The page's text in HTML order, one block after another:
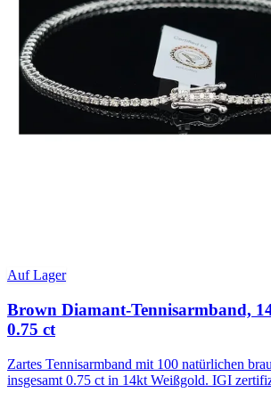
Auf Lager
Brown Diamant-Tennisarmband,
0.75 ct
Zartes Tennisarmband mit 100 natürlichen
insgesamt 0.75 ct in 14kt Weißgold. IGI